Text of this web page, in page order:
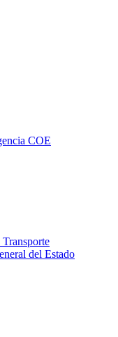
COE
del Estado